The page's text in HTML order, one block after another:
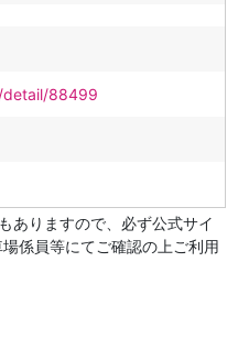
88499
ありますので、必ず公式サイ
係員等にてご確認の上ご利用